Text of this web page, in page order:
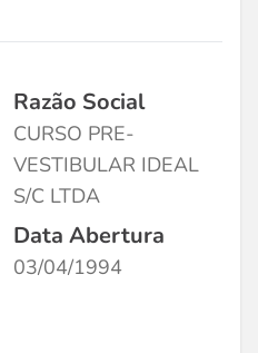
Razão Social
CURSO PRE-
VESTIBULAR IDEAL
S/C LTDA
Data Abertura
03/04/1994